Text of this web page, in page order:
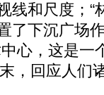
线和尺度；“
了下沉广场
心，这是一
，回应人们